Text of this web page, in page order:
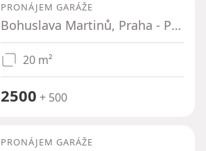
PRONÁJEM GARÁŽE
Bohuslava Martinů, Praha - Podolí
20 m²
2500 + 500
PRONÁJEM GARÁŽE